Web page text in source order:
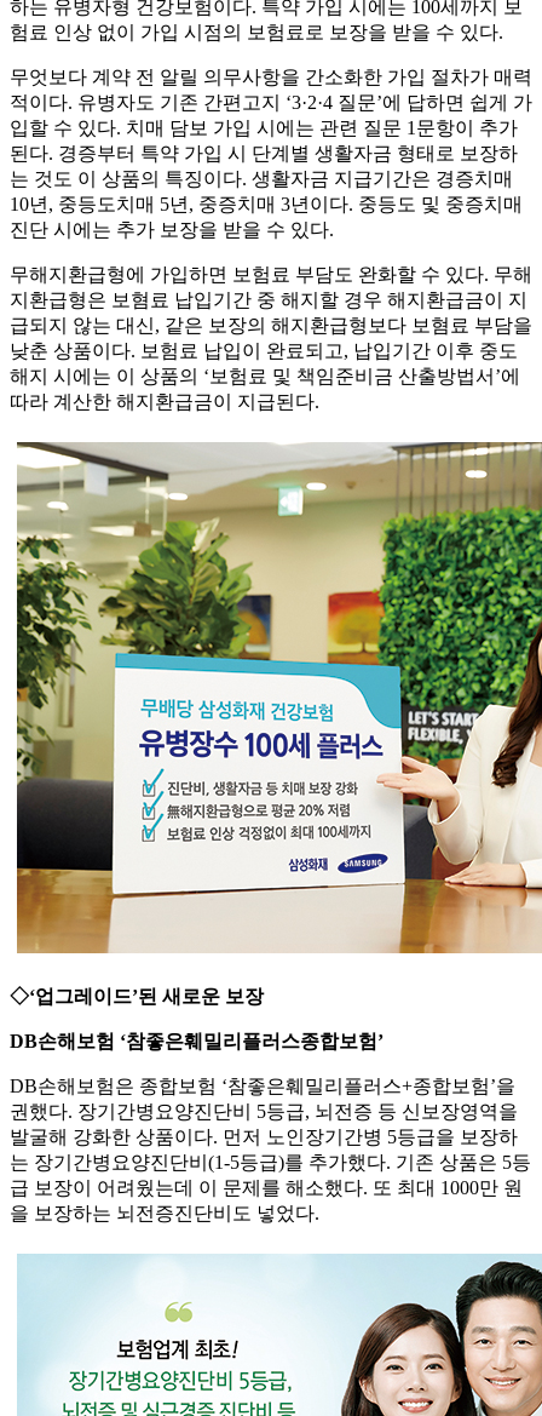
하는 유병자형 건강보험이다. 특약 가입 시에는 100세까지 보
험료 인상 없이 가입 시점의 보험료로 보장을 받을 수 있다.
무엇보다 계약 전 알릴 의무사항을 간소화한 가입 절차가 매력
적이다. 유병자도 기존 간편고지 ‘3·2·4 질문’에 답하면 쉽게 가
입할 수 있다. 치매 담보 가입 시에는 관련 질문 1문항이 추가
된다. 경증부터 특약 가입 시 단계별 생활자금 형태로 보장하
는 것도 이 상품의 특징이다. 생활자금 지급기간은 경증치매
10년, 중등도치매 5년, 중증치매 3년이다. 중등도 및 중증치매
진단 시에는 추가 보장을 받을 수 있다.
무해지환급형에 가입하면 보험료 부담도 완화할 수 있다. 무해
지환급형은 보혐료 납입기간 중 해지할 경우 해지환급금이 지
급되지 않는 대신, 같은 보장의 해지환급형보다 보혐료 부담을
낮춘 상품이다. 보험료 납입이 완료되고, 납입기간 이후 중도
해지 시에는 이 상품의 ‘보험료 및 책임준비금 산출방법서’에
따라 계산한 해지환급금이 지급된다.
◇‘업그레이드’된 새로운 보장
DB손해보험 ‘참좋은훼밀리플러스종합보험’
DB손해보험은 종합보험 ‘참좋은훼밀리플러스+종합보험’을
권했다. 장기간병요양진단비 5등급, 뇌전증 등 신보장영역을
발굴해 강화한 상품이다. 먼저 노인장기간병 5등급을 보장하
는 장기간병요양진단비(1-5등급)를 추가했다. 기존 상품은 5등
급 보장이 어려웠는데 이 문제를 해소했다. 또 최대 1000만 원
을 보장하는 뇌전증진단비도 넣었다.